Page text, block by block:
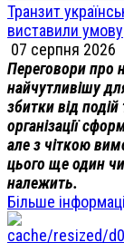
Транзит
виставили умову
07 серпня 2026
Переговори про
найчутливішу
збитки від
організації
але з чіткою
цього ще один
належить.
Більше